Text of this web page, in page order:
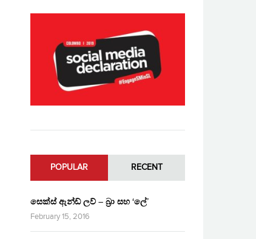
POPULAR RECENT
සෙක්ස් ඇන්ඩ් ලව් – බ්‍රා සහ ‘ලේ’
February 15, 2016